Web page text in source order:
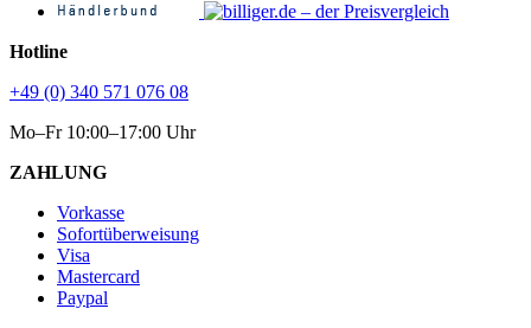
Hotline
+49 (0) 340 571 076 08
Mo–Fr 10:00–17:00 Uhr
ZAHLUNG
Vorkasse
Sofortüberweisung
Visa
Mastercard
Paypal